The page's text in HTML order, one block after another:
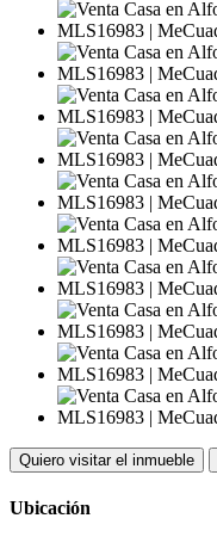
Quiero visitar el inmueble
Ubicación